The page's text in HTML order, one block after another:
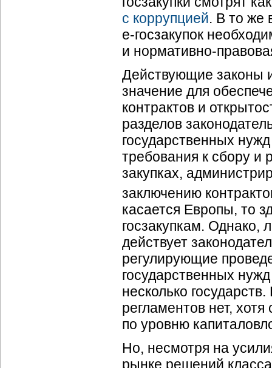
с коррупцией. В то же
е-госзакупок
и нормативно-
Действующие законы
значение для
контрактов и
разделов
государственных
требования к сбору
закупках,
заключению
касается Европы, то
госзакупкам. Однако,
действует
регулирующие
государственных
несколько
регламентов нет,
по уровню
Но, несмотря на
рынке решений